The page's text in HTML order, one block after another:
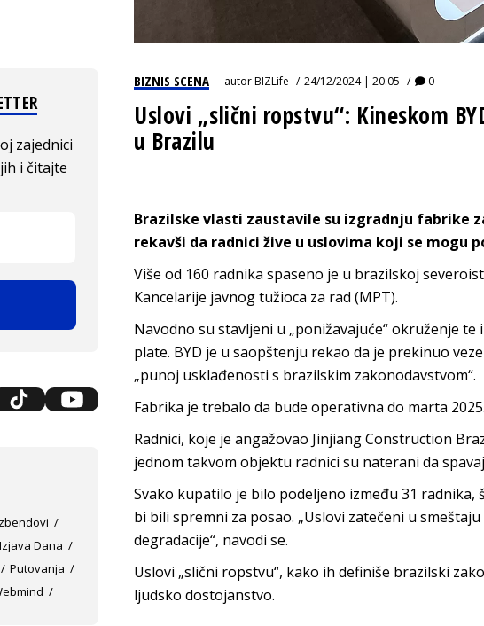
BIZNIS SCENA autorBIZLife 24/12/2024 | 20:05 0
Uslovi „slični ropstvu“: Kineskom
u Brazilu
Brazilske vlasti zaustavile su izgradnju fabrike
rekavši da radnici žive u uslovima koji se mogu
Više od 160 radnika spaseno je u brazilskoj
Kancelarije javnog tužioca za rad (MPT).
Navodno su stavljeni u „ponižavajuće“ okruženje
plate. BYD je u saopštenju rekao da je prekinuo
„punoj usklađenosti s brazilskim zakonodavstvom“.
Fabrika je trebalo da bude operativna do marta
Radnici, koje je angažovao Jinjiang Construction
jednom takvom objektu radnici su naterani da
Svako kupatilo je bilo podeljeno između 31
bi bili spremni za posao. „Uslovi zatečeni u
degradacije“, navodi se.
Uslovi „slični ropstvu“, kako ih definiše brazilski
ljudsko dostojanstvo.
zajednici
i čitajte
Izjava Dana
Putovanja